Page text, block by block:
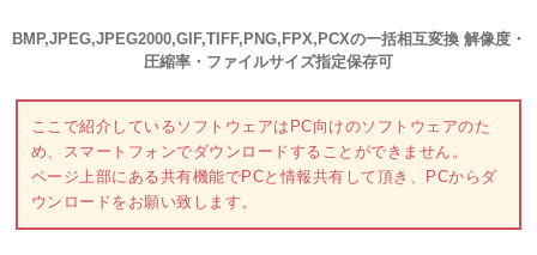
BMP,JPEG,JPEG2000,GIF,TIFF,PNG,FPX,PCXの一括相互変換 解像度・
圧縮率・ファイルサイズ指定保存可
ここで紹介しているソフトウェアはPC向けのソフトウェアのた
め、スマートフォンでダウンロードすることができません。
ページ上部にある共有機能でPCと情報共有して頂き、PCからダ
ウンロードをお願い致します。